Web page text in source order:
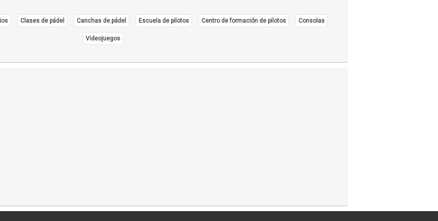
Clases de pádel Canchas de pádel Escuela de pilotos Centro de formación de pilotos Consolas
Videojuegos